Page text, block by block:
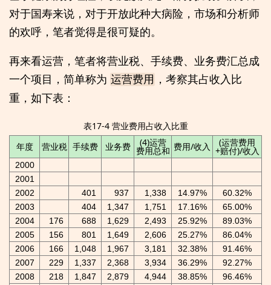
对于国寿来说，对于开放此种大病险，市场和分析师
的欢呼，笔者觉得是很可疑的。
再来看运营，笔者将营业税、手续费、业务费汇总成
一个项目，简单称为 运营费用 ，考察其占收入比
重，如下表：
表17-4 营业费用占收入比重
年度
营业税 手续费 业务费 (4)运营
费用总和 费用/收入 (运营费用
+赔付)/收入
2000
2001
2002
401 937 1,338 14.97%
60.32%
2003
404 1,347 1,751 17.16%
65.00%
2004
176 688 1,629 2,493 25.92%
89.03%
2005
156 801 1,649 2,606 25.27%
86.04%
2006
166 1,048 1,967 3,181 32.38%
91.46%
2007
229 1,337 2,368 3,934 36.29%
92.27%
2008
218 1,847 2,879 4,944 38.85%
96.46%